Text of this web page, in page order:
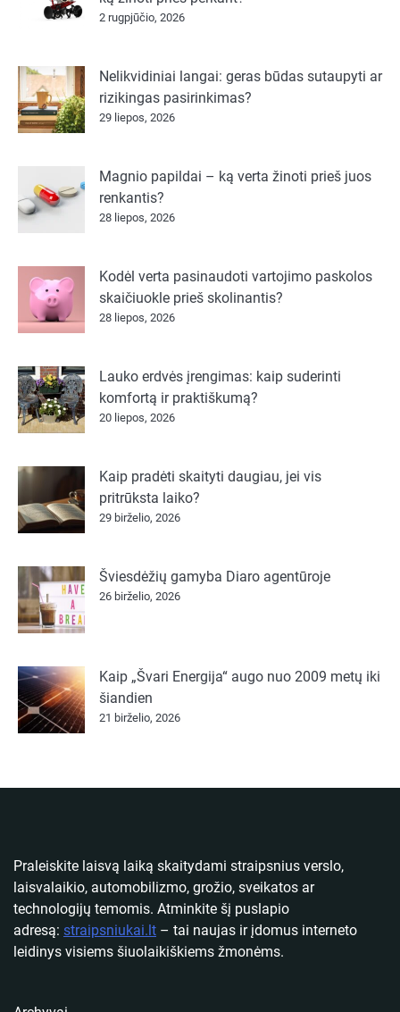
2 rugpjūčio, 2026
Nelikvidiniai langai: geras būdas sutaupyti ar
rizikingas pasirinkimas?
29 liepos, 2026
Magnio papildai – ką verta žinoti prieš juos
renkantis?
28 liepos, 2026
Kodėl verta pasinaudoti vartojimo paskolos
skaičiuokle prieš skolinantis?
28 liepos, 2026
Lauko erdvės įrengimas: kaip suderinti
komfortą ir praktiškumą?
20 liepos, 2026
Kaip pradėti skaityti daugiau, jei vis
pritrūksta laiko?
29 birželio, 2026
Šviesdėžių gamyba Diaro agentūroje
26 birželio, 2026
Kaip „Švari Energija“ augo nuo 2009 metų iki
šiandien
21 birželio, 2026
Praleiskite laisvą laiką skaitydami straipsnius verslo,
laisvalaikio, automobilizmo, grožio, sveikatos ar
technologijų temomis. Atminkite šį puslapio
adresą: straipsniukai.lt – tai naujas ir įdomus interneto
leidinys visiems šiuolaikiškiems žmonėms.